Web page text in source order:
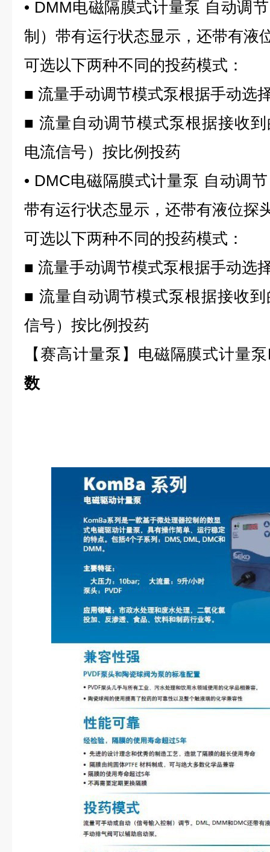
• DMM电磁隔膜式计量泵 自动调
制）带有运行状态显示，还带有液
可选以下两种不同的投药模式：
■ 流量手动调节模式泵根据手动选
■ 流量自动调节模式泵根据接收
电流信号）按比例投药
• DMC电磁隔膜式计量泵 自动调
带有运行状态显示，还带有液位探
可选以下两种不同的投药模式：
■ 流量手动调节模式泵根据手动选
■ 流量自动调节模式泵根据接收
信号）按比例投药
【赛高计量泵 】电磁隔膜式计量
数